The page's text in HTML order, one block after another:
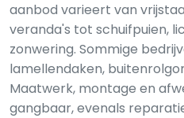
aanbod varieert van
veranda's tot schuifpuien,
zonwering. Sommige
lamellendaken,
Maatwerk, montage en
gangbaar, evenals